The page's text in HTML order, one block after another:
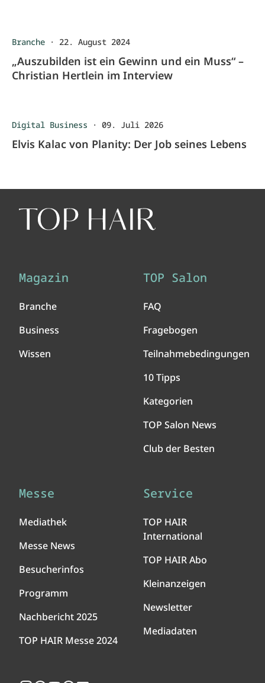
Branche · 22. August 2024
„Auszubilden ist ein Gewinn und ein Muss“ –
Christian Hertlein im Interview
Digital Business · 09. Juli 2026
Elvis Kalac von Planity: Der Job seines Lebens
Magazin
Branche
Business
Wissen
TOP Salon
FAQ
Fragebogen
Teilnahmebedingungen
10 Tipps
Kategorien
TOP Salon News
Club der Besten
Messe
Mediathek
Messe News
Besucherinfos
Programm
Nachbericht 2025
TOP HAIR Messe 2024
Service
TOP HAIR
International
TOP HAIR Abo
Kleinanzeigen
Newsletter
Mediadaten